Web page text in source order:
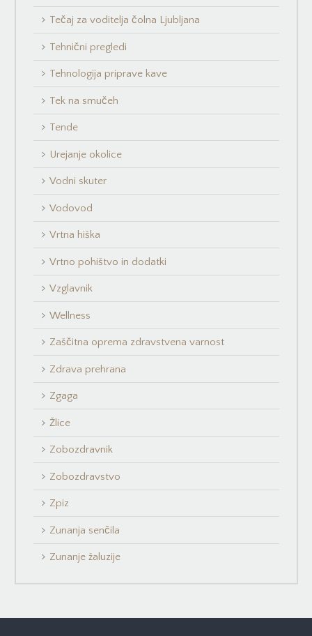
Tečaj za voditelja čolna Ljubljana
Tehnični pregledi
Tehnologija priprave kave
Tek na smučeh
Tende
Urejanje okolice
Vodni skuter
Vodovod
Vrtna hiška
Vrtno pohištvo in dodatki
Vzglavnik
Wellness
Zaščitna oprema zdravstvena varnost
Zdrava prehrana
Zgaga
Žlice
Zobozdravnik
Zobozdravstvo
Zpiz
Zunanja senčila
Zunanje žaluzije